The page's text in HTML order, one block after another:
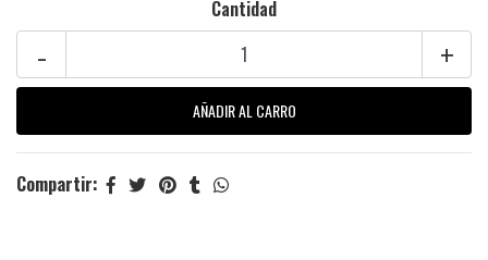
Cantidad
+
-
Compartir: